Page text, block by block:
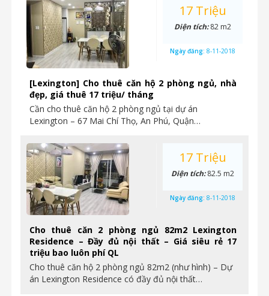
[Lexington] Cho thuê căn hộ 2 phòng ngủ, nhà
đẹp, giá thuê 17 triệu/ tháng
Cần cho thuê căn hộ 2 phòng ngủ tại dự án
Lexington – 67 Mai Chí Thọ, An Phú, Quận…
17 Triệu
Diện tích:82 m2
Ngày đăng: 8-11-2018
Cho thuê căn 2 phòng ngủ 82m2 Lexington
Residence – Đầy đủ nội thất – Giá siêu rẻ 17
triệu bao luôn phí QL
Cho thuê căn hộ 2 phòng ngủ 82m2 (như hình) – Dự
án Lexington Residence có đầy đủ nội thất…
17 Triệu
Diện tích:82.5 m2
Ngày đăng: 8-11-2018